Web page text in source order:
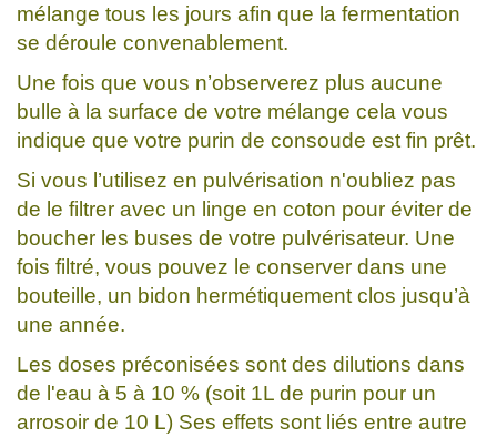
mélange tous les jours afin que la fermentation
se déroule convenablement.
Une fois que vous n’observerez plus aucune
bulle à la surface de votre mélange cela vous
indique que votre purin de consoude est fin prêt.
Si vous l’utilisez en pulvérisation n'oubliez pas
de le filtrer avec un linge en coton pour éviter de
boucher les buses de votre pulvérisateur. Une
fois filtré, vous pouvez le conserver dans une
bouteille, un bidon hermétiquement clos jusqu’à
une année.
Les doses préconisées sont des dilutions dans
de l'eau à 5 à 10 % (soit 1L de purin pour un
arrosoir de 10 L) Ses effets sont liés entre autre